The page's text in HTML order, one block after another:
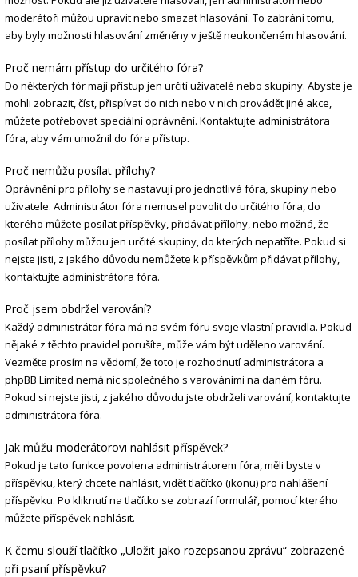
moderátoři můžou upravit nebo smazat hlasování. To zabrání tomu,
aby byly možnosti hlasování změněny v ještě neukončeném hlasování.
Proč nemám přístup do určitého fóra?
Do některých fór mají přístup jen určití uživatelé nebo skupiny. Abyste je
mohli zobrazit, číst, přispívat do nich nebo v nich provádět jiné akce,
můžete potřebovat speciální oprávnění. Kontaktujte administrátora
fóra, aby vám umožnil do fóra přístup.
Proč nemůžu posílat přílohy?
Oprávnění pro přílohy se nastavují pro jednotlivá fóra, skupiny nebo
uživatele. Administrátor fóra nemusel povolit do určitého fóra, do
kterého můžete posílat příspěvky, přidávat přílohy, nebo možná, že
posílat přílohy můžou jen určité skupiny, do kterých nepatříte. Pokud si
nejste jisti, z jakého důvodu nemůžete k příspěvkům přidávat přílohy,
kontaktujte administrátora fóra.
Proč jsem obdržel varování?
Každý administrátor fóra má na svém fóru svoje vlastní pravidla. Pokud
nějaké z těchto pravidel porušíte, může vám být uděleno varování.
Vezměte prosím na vědomí, že toto je rozhodnutí administrátora a
phpBB Limited nemá nic společného s varováními na daném fóru.
Pokud si nejste jisti, z jakého důvodu jste obdrželi varování, kontaktujte
administrátora fóra.
Jak můžu moderátorovi nahlásit příspěvek?
Pokud je tato funkce povolena administrátorem fóra, měli byste v
příspěvku, který chcete nahlásit, vidět tlačítko (ikonu) pro nahlášení
příspěvku. Po kliknutí na tlačítko se zobrazí formulář, pomocí kterého
můžete příspěvek nahlásit.
K čemu slouží tlačítko „Uložit jako rozepsanou zprávu“ zobrazené
při psaní příspěvku?